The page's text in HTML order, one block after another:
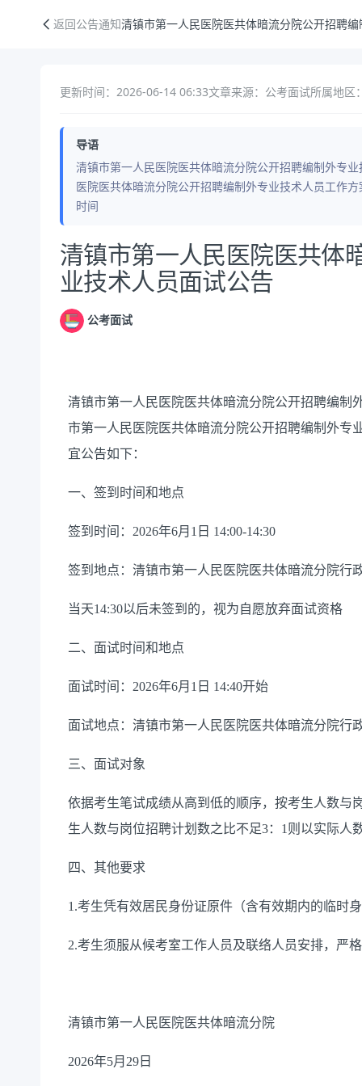
返回公告通知清镇市第一人民医院医共体暗流分院公开招聘
更新时间：2026-06-14 06:33文章来源：公考面试所属地区
导语
清镇市第一人民医院医共体暗流分院公开招聘编制外专
医院医共体暗流分院公开招聘编制外专业技术人员工作
时间
公告正文
清镇市第一人民医院医共体
业技术人员面试公告
公考面试
清镇市第一人民医院医共体暗流分院公开招聘编制
市第一人民医院医共体暗流分院公开招聘编制外专
宜公告如下：
一、签到时间和地点
签到时间： 2026年6月 1 日 14:00-14:30
签到地点：清镇市第一人民医院医共体暗流分院行
当天14:30以后未签到的，视为自愿放弃面试资格
二、面试时间和地点
面试时间： 2026年6月 1 日 14:40开始
面试地点：清镇市第一人民医院医共体暗流分院行
三、面试对象
依据考生笔试成绩从高到低的顺序，按考生人数与
生人数与岗位招聘计划数之比不足3： 1 则以实际人
四、其他要求
1.考生凭有效居民身份证原件（含有效期内的临时
2.考生须服从候考室工作人员及联络人员安排，严
清镇市第一人民医院医共体暗流分院
2026年5月 29 日